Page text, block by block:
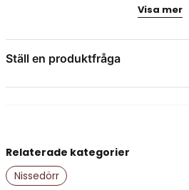
Visa mer
Ställ en produktfråga
name
Namn
Relaterade kategorier
Nissedörr